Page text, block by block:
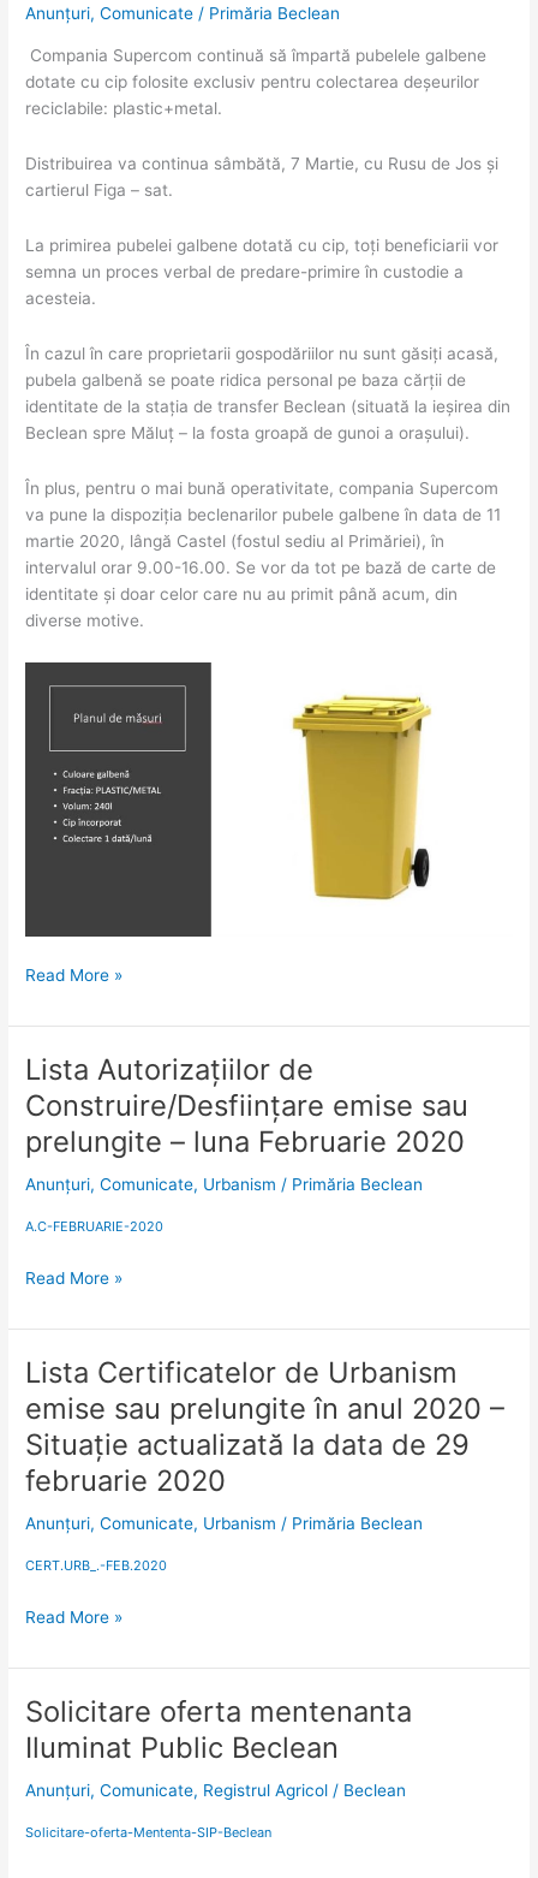
Anunțuri,Comunicate / Primăria Beclean
Compania Supercom continuă să împartă pubelele galbene
dotate cu cip folosite exclusiv pentru colectarea deșeurilor
reciclabile: plastic+metal.
Distribuirea va continua sâmbătă, 7 Martie, cu Rusu de Jos și
cartierul Figa – sat.
La primirea pubelei galbene dotată cu cip, toți beneficiarii vor
semna un proces verbal de predare-primire în custodie a
acesteia.
În cazul în care proprietarii gospodăriilor nu sunt găsiți acasă,
pubela galbenă se poate ridica personal pe baza cărții de
identitate de la stația de transfer Beclean (situată la ieșirea din
Beclean spre Măluț – la fosta groapă de gunoi a orașului).
În plus, pentru o mai bună operativitate, compania Supercom
va pune la dispoziția beclenarilor pubele galbene în data de 11
martie 2020, lângă Castel (fostul sediu al Primăriei), în
intervalul orar 9.00-16.00. Se vor da tot pe bază de carte de
identitate și doar celor care nu au primit până acum, din
diverse motive.
galbene
cu
cip
în
de
7
la
Rusu
de
și
în
Figa-
sat
Read More »
Lista Autorizațiilor de
Construire/Desființare emise sau
prelungite – luna Februarie 2020
Anunțuri,Comunicate, Urbanism / Primăria Beclean
A.C-FEBRUARIE-2020
Lista
Autorizațiilor
de
Construire/Desființare
sau
prelungite
luna
2020
Read More »
Lista Certificatelor de Urbanism
emise sau prelungite în anul 2020 –
Situaţie actualizată la data de 29
februarie 2020
Anunțuri,Comunicate, Urbanism / Primăria Beclean
CERT.URB_.-FEB.2020
Lista
Certificatelor
de
Urbanism
emise
sau
prelungite
la
data
de
29
2020
Read More »
Solicitare oferta mentenanta
Iluminat Public Beclean
Anunțuri,Comunicate, Registrul Agricol / Beclean
Solicitare-oferta-Mententa-SIP-Beclean
Solicitare
oferta
mentenanta
Iluminat
Beclean